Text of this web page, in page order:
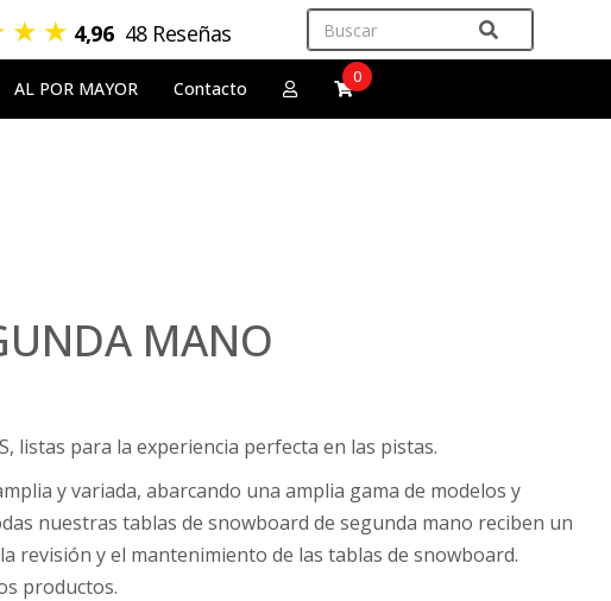
★ ★ 4,96 48 Reseñas
AL POR MAYOR Contacto
0
MANO
listas para la experiencia perfecta en las pistas.
y variada, abarcando una amplia gama de modelos y
nuestras tablas de snowboard de segunda mano reciben un
revisión y el mantenimiento de las tablas de snowboard.
productos.